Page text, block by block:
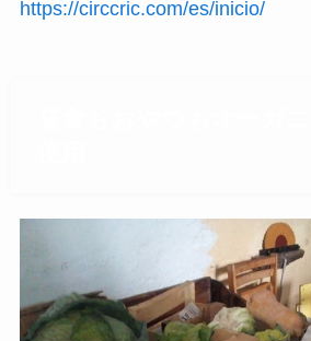
https://circcric.com/es/inicio/